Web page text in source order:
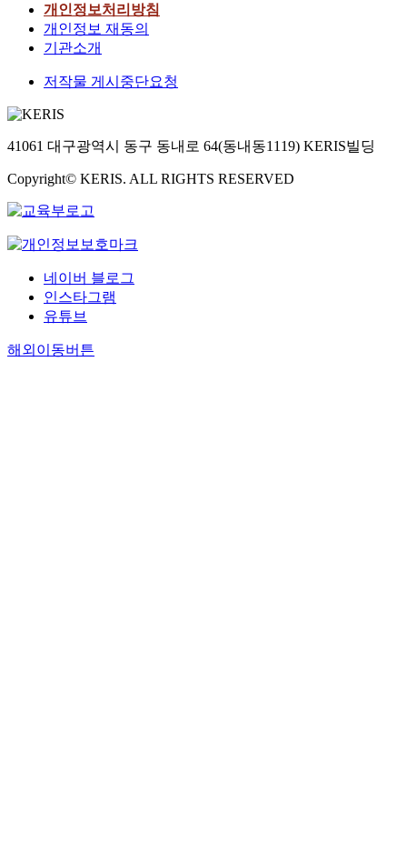
개인정보처리방침
개인정보 재동의
기관소개
저작물 게시중단요청
41061 대구광역시 동구 동내로 64(동내동1119) KERIS빌딩
Copyright© KERIS. ALL RIGHTS RESERVED
네이버 블로그
인스타그램
유튜브
해외이동버튼